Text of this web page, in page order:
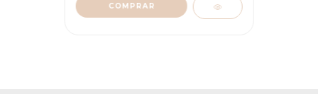
COMPRAR